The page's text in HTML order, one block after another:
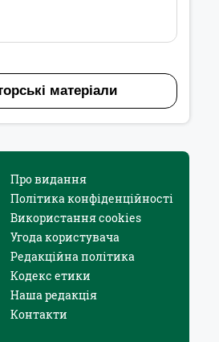
матеріали
Про видання
Політика конфіденційності
Використання cookies
Угода користувача
Редакційна політика
Кодекс етики
Наша редакція
Контакти